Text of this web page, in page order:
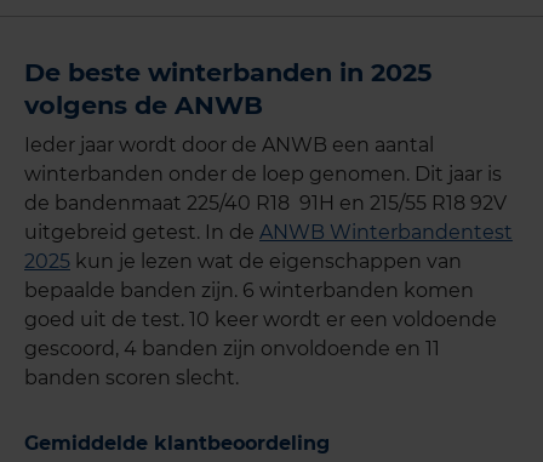
De beste winterbanden in 2025
volgens de ANWB
Ieder jaar wordt door de ANWB een aantal
winterbanden onder de loep genomen. Dit jaar is
de bandenmaat 225/40 R18 91H en 215/55 R18 92V
uitgebreid getest. In de ANWB Winterbandentest
2025 kun je lezen wat de eigenschappen van
bepaalde banden zijn. 6 winterbanden komen
goed uit de test. 10 keer wordt er een voldoende
gescoord, 4 banden zijn onvoldoende en 11
banden scoren slecht.
Gemiddelde klantbeoordeling